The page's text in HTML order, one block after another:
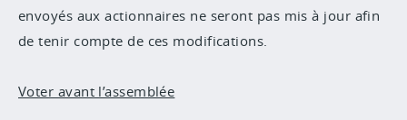
envoyés aux actionnaires ne seront pas mis à jour afin
de tenir compte de ces modifications.
Voter avant l’assemblée